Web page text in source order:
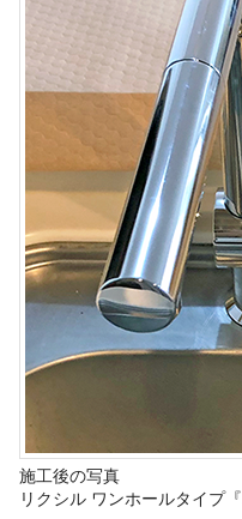
施工後の写真
リクシル ワンホールタイプ『